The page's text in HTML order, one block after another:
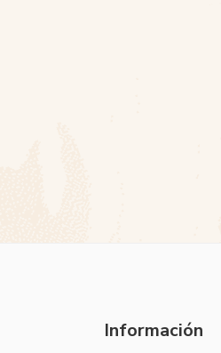
Información